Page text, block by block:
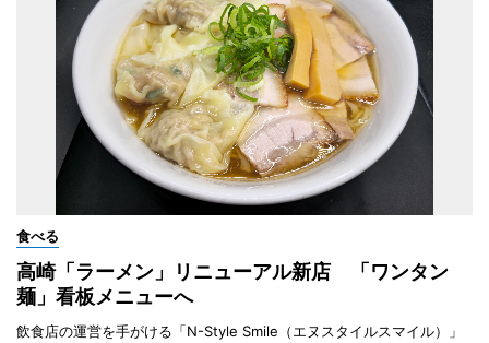
食べる
高崎「ラーメン」リニューアル新店 「ワンタン
麺」看板メニューへ
飲食店の運営を手がける「N-Style Smile（エヌスタイルスマイル）」